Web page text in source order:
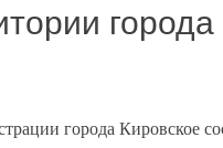
города Кировское